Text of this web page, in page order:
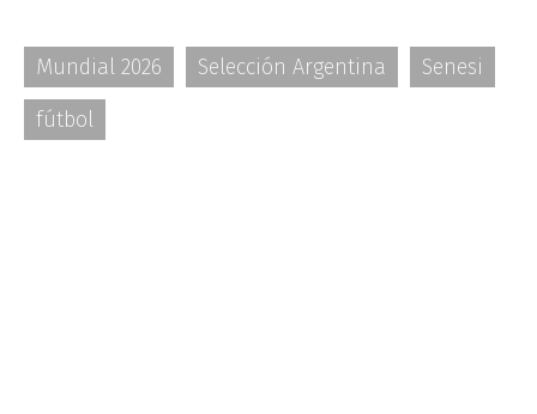
Mundial 2026 Selección Argentina
Senesi
fútbol